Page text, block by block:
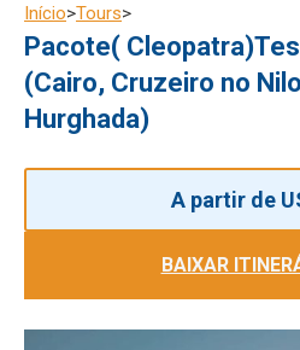
Início>Tours>
Pacote(
(Cairo, Cruzeiro no
Hurghada)
A partir de
BAIXAR